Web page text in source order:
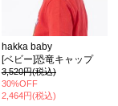
hakka baby
[ベビー]恐竜キャップ
3,520円(税込)
30%OFF
2,464円(税込)